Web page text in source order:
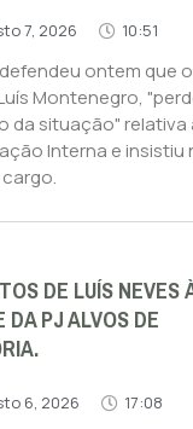
7, 2026 10:51
defendeu ontem que
Montenegro,
da situação" relativa
Interna e insistiu
DE LUÍS NEVES
DA PJ ALVOS DE
6, 2026 17:08